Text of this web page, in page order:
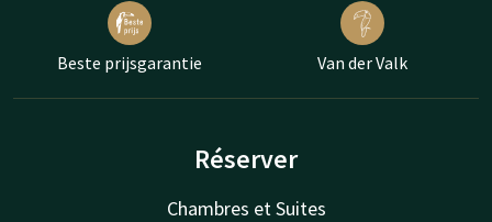
Beste prijsgarantie Van der Valk
Réserver
Chambres et Suites